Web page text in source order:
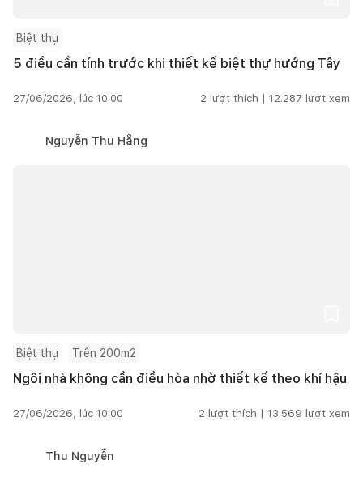
Biệt thự
5 điều cần tính trước khi thiết kế biệt thự hướng Tây
27/06/2026, lúc 10:00 2 lượt thích | 12.287 lượt xem
Nguyễn Thu Hằng
Biệt thự Trên 200m2
Ngôi nhà không cần điều hòa nhờ thiết kế theo khí hậu
27/06/2026, lúc 10:00 2 lượt thích | 13.569 lượt xem
Thu Nguyễn